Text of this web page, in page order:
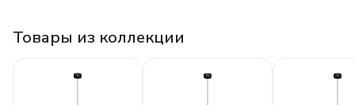
Товары из коллекции